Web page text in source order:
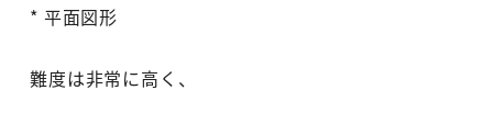
* 平面図形
難度は非常に高く、